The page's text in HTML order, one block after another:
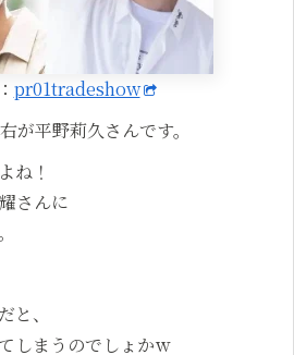
pr01tradeshow
が平野莉久さんです。
ね！
さんに
と、
しまうのでしょかｗ